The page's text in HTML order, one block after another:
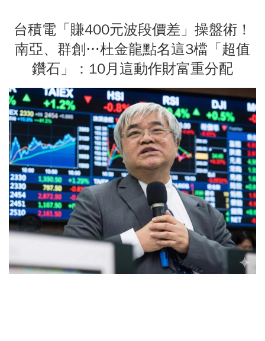
台積電「賺400元波段價差」操盤術！
南亞、群創…杜金龍點名這3檔「超值
鑽石」：10月這動作財富重分配